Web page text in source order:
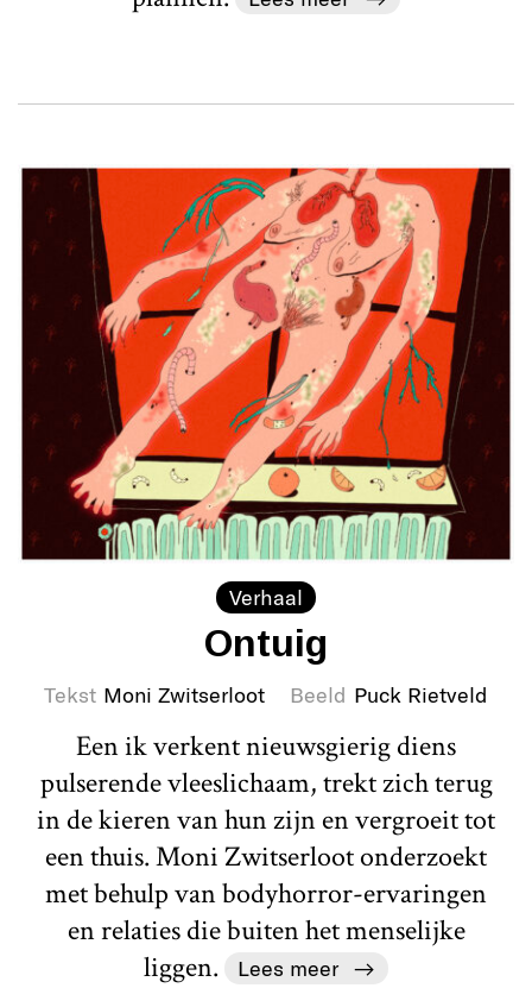
Verhaal
Ontuig
Tekst Moni Zwitserloot Beeld Puck Rietveld
Een ik verkent nieuwsgierig diens
pulserende vleeslichaam, trekt zich terug
in de kieren van hun zijn en vergroeit tot
een thuis. Moni Zwitserloot onderzoekt
met behulp van bodyhorror-ervaringen
en relaties die buiten het menselijke
liggen.
Lees meer